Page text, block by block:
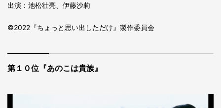
出演：池松壮亮、伊藤沙莉
©2022『ちょっと思い出しただけ』製作委員会
第１０位『あのこは貴族』